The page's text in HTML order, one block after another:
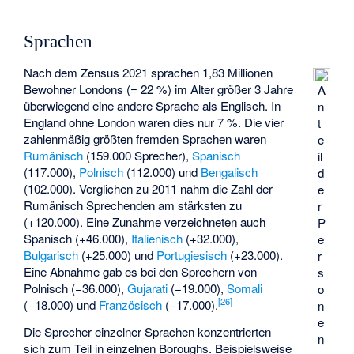
Sprachen
A
n
t
e
il
d
e
r
P
e
r
s
o
n
e
n
Nach dem Zensus 2021 sprachen 1,83 Millionen
Bewohner Londons (= 22 %) im Alter größer 3 Jahre
überwiegend eine andere Sprache als Englisch. In
England ohne London waren dies nur 7 %. Die vier
zahlenmäßig größten fremden Sprachen waren
Rumänisch (159.000 Sprecher),Spanisch
(117.000), Polnisch (112.000) und Bengalisch
(102.000). Verglichen zu 2011 nahm die Zahl der
Rumänisch Sprechenden am stärksten zu
(+120.000). Eine Zunahme verzeichneten auch
Spanisch (+46.000), Italienisch (+32.000),
Bulgarisch (+25.000) und Portugiesisch (+23.000).
Eine Abnahme gab es bei den Sprechern von
Polnisch (−36.000),Gujarati (−19.000),Somali
(−18.000) und Französisch (−17.000).[26]
Die Sprecher einzelner Sprachen konzentrierten
sich zum Teil in einzelnen Boroughs. Beispielsweise